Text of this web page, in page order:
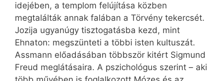
idejében, a templom felújítása közben
megtalálták annak falában a Törvény tekercsét.
Jozija ugyanúgy tisztogatásba kezd, mint
Ehnaton: megszünteti a többi isten kultuszát.
Assmann előadásában többször kitért Sigmund
Freud meglátásaira. A pszichológus szerint – aki